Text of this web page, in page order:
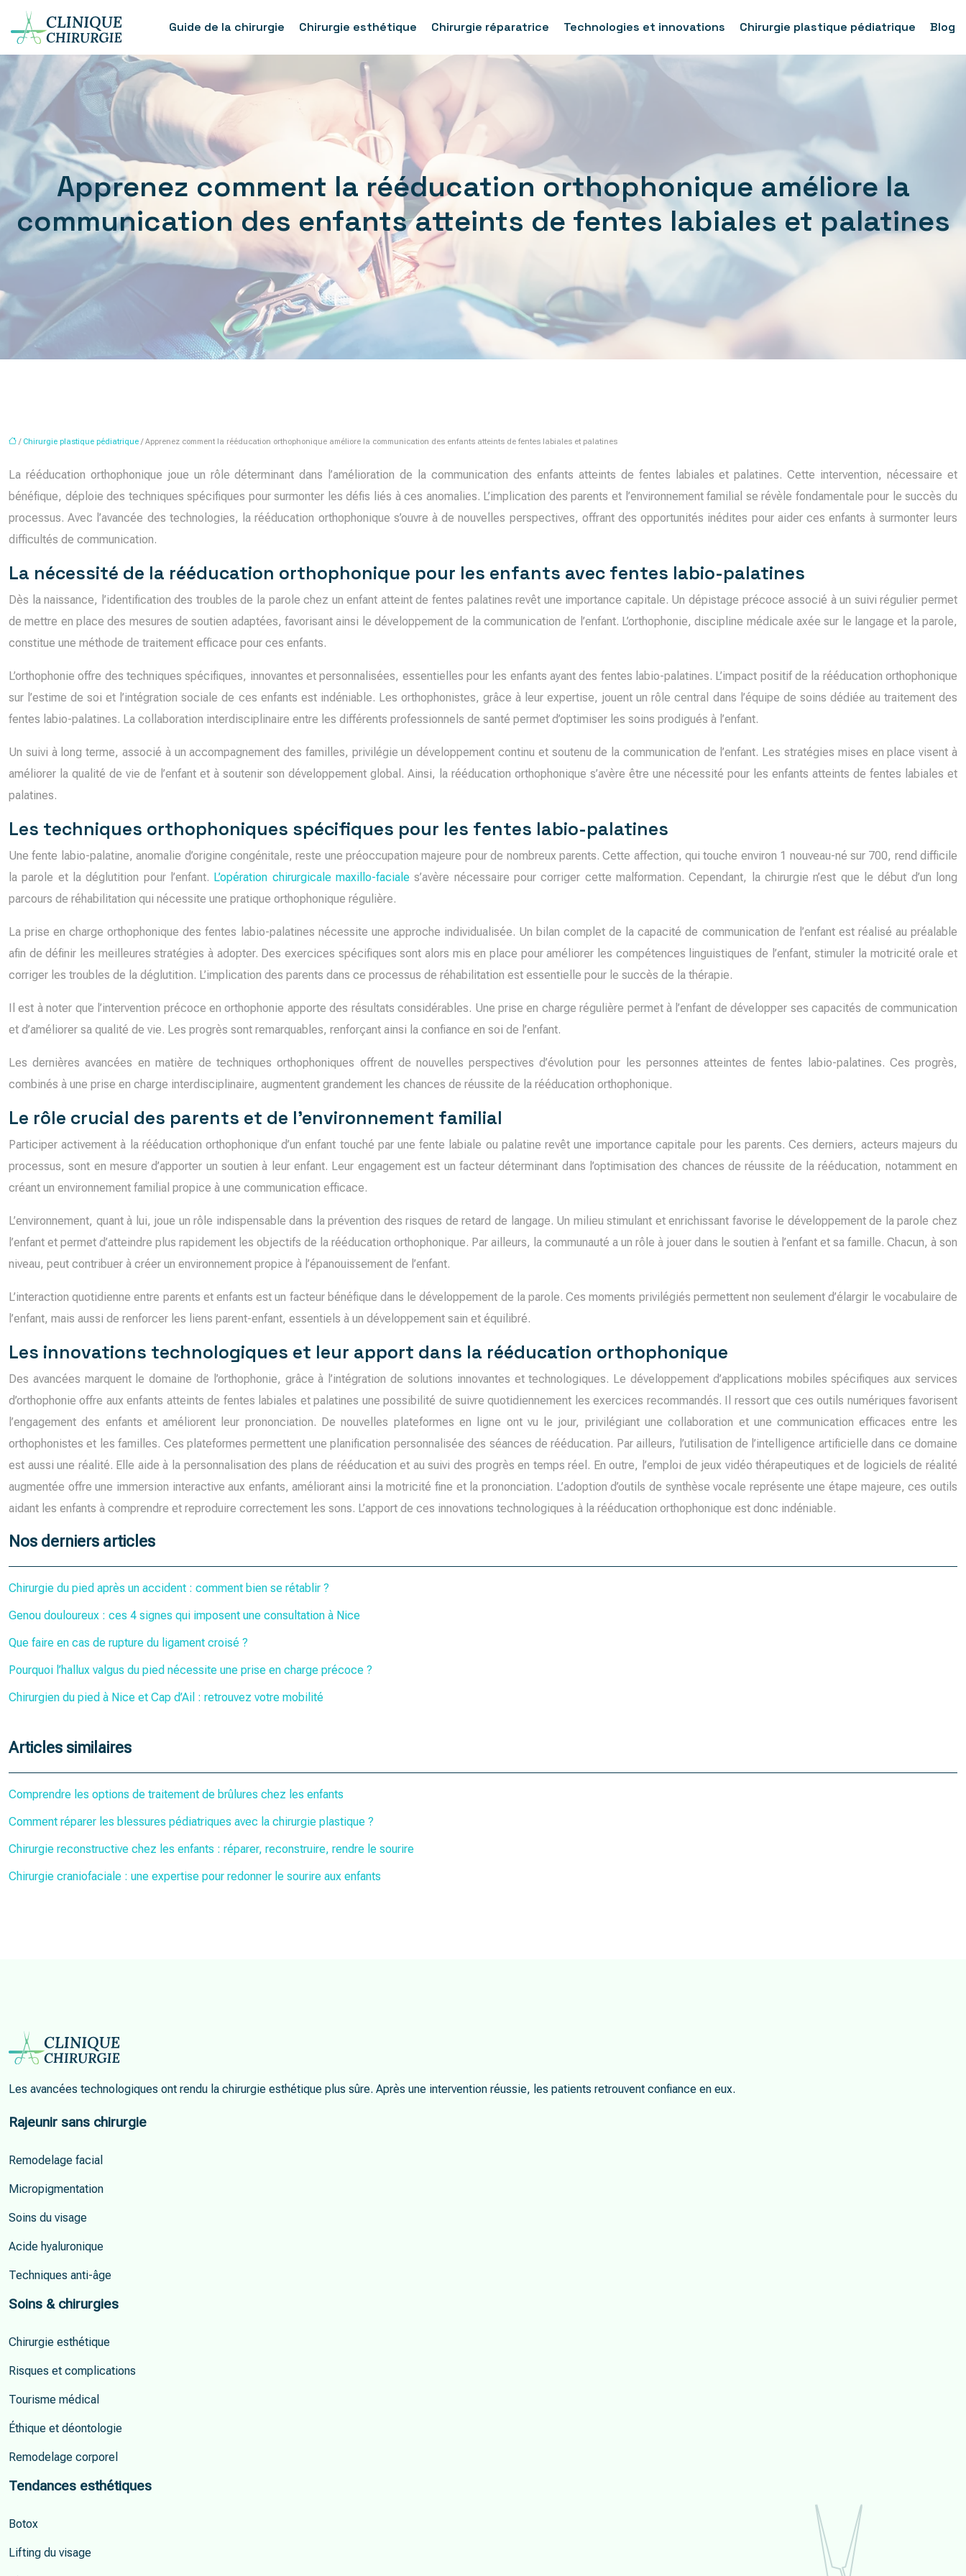
Guide de la chirurgie Chirurgie esthétique Chirurgie réparatrice Technologies et innovations Chirurgie plastique pédiatrique Blog
Apprenez comment la rééducation orthophonique améliore la
communication des enfants atteints de fentes labiales et palatines
/ Chirurgie plastique pédiatrique / Apprenez comment la rééducation orthophonique améliore la communication des enfants atteints de fentes labiales et palatines
La rééducation orthophonique joue un rôle déterminant dans l’amélioration de la communication des enfants atteints de fentes labiales et palatines. Cette intervention, nécessaire et
bénéfique, déploie des techniques spécifiques pour surmonter les défis liés à ces anomalies. L’implication des parents et l’environnement familial se révèle fondamentale pour le succès du
processus. Avec l’avancée des technologies, la rééducation orthophonique s’ouvre à de nouvelles perspectives, offrant des opportunités inédites pour aider ces enfants à surmonter leurs
difficultés de communication.
La nécessité de la rééducation orthophonique pour les enfants avec fentes labio-palatines
Dès la naissance, l’identification des troubles de la parole chez un enfant atteint de fentes palatines revêt une importance capitale. Un dépistage précoce associé à un suivi régulier permet
de mettre en place des mesures de soutien adaptées, favorisant ainsi le développement de la communication de l’enfant. L’orthophonie, discipline médicale axée sur le langage et la parole,
constitue une méthode de traitement efficace pour ces enfants.
L’orthophonie offre des techniques spécifiques, innovantes et personnalisées, essentielles pour les enfants ayant des fentes labio-palatines. L’impact positif de la rééducation orthophonique
sur l’estime de soi et l’intégration sociale de ces enfants est indéniable. Les orthophonistes, grâce à leur expertise, jouent un rôle central dans l’équipe de soins dédiée au traitement des
fentes labio-palatines. La collaboration interdisciplinaire entre les différents professionnels de santé permet d’optimiser les soins prodigués à l’enfant.
Un suivi à long terme, associé à un accompagnement des familles, privilégie un développement continu et soutenu de la communication de l’enfant. Les stratégies mises en place visent à
améliorer la qualité de vie de l’enfant et à soutenir son développement global. Ainsi, la rééducation orthophonique s’avère être une nécessité pour les enfants atteints de fentes labiales et
palatines.
Les techniques orthophoniques spécifiques pour les fentes labio-palatines
Une fente labio-palatine, anomalie d’origine congénitale, reste une préoccupation majeure pour de nombreux parents. Cette affection, qui touche environ 1 nouveau-né sur 700, rend difficile
la parole et la déglutition pour l’enfant. L’opération chirurgicale maxillo-faciale s’avère nécessaire pour corriger cette malformation. Cependant, la chirurgie n’est que le début d’un long
parcours de réhabilitation qui nécessite une pratique orthophonique régulière.
La prise en charge orthophonique des fentes labio-palatines nécessite une approche individualisée. Un bilan complet de la capacité de communication de l’enfant est réalisé au préalable
afin de définir les meilleures stratégies à adopter. Des exercices spécifiques sont alors mis en place pour améliorer les compétences linguistiques de l’enfant, stimuler la motricité orale et
corriger les troubles de la déglutition. L’implication des parents dans ce processus de réhabilitation est essentielle pour le succès de la thérapie.
Il est à noter que l’intervention précoce en orthophonie apporte des résultats considérables. Une prise en charge régulière permet à l’enfant de développer ses capacités de communication
et d’améliorer sa qualité de vie. Les progrès sont remarquables, renforçant ainsi la confiance en soi de l’enfant.
Les dernières avancées en matière de techniques orthophoniques offrent de nouvelles perspectives d’évolution pour les personnes atteintes de fentes labio-palatines. Ces progrès,
combinés à une prise en charge interdisciplinaire, augmentent grandement les chances de réussite de la rééducation orthophonique.
Le rôle crucial des parents et de l’environnement familial
Participer activement à la rééducation orthophonique d’un enfant touché par une fente labiale ou palatine revêt une importance capitale pour les parents. Ces derniers, acteurs majeurs du
processus, sont en mesure d’apporter un soutien à leur enfant. Leur engagement est un facteur déterminant dans l’optimisation des chances de réussite de la rééducation, notamment en
créant un environnement familial propice à une communication efficace.
L’environnement, quant à lui, joue un rôle indispensable dans la prévention des risques de retard de langage. Un milieu stimulant et enrichissant favorise le développement de la parole chez
l’enfant et permet d’atteindre plus rapidement les objectifs de la rééducation orthophonique. Par ailleurs, la communauté a un rôle à jouer dans le soutien à l’enfant et sa famille. Chacun, à son
niveau, peut contribuer à créer un environnement propice à l’épanouissement de l’enfant.
L’interaction quotidienne entre parents et enfants est un facteur bénéfique dans le développement de la parole. Ces moments privilégiés permettent non seulement d’élargir le vocabulaire de
l’enfant, mais aussi de renforcer les liens parent-enfant, essentiels à un développement sain et équilibré.
Les innovations technologiques et leur apport dans la rééducation orthophonique
Des avancées marquent le domaine de l’orthophonie, grâce à l’intégration de solutions innovantes et technologiques. Le développement d’applications mobiles spécifiques aux services
d’orthophonie offre aux enfants atteints de fentes labiales et palatines une possibilité de suivre quotidiennement les exercices recommandés. Il ressort que ces outils numériques favorisent
l’engagement des enfants et améliorent leur prononciation. De nouvelles plateformes en ligne ont vu le jour, privilégiant une collaboration et une communication efficaces entre les
orthophonistes et les familles. Ces plateformes permettent une planification personnalisée des séances de rééducation. Par ailleurs, l’utilisation de l’intelligence artificielle dans ce domaine
est aussi une réalité. Elle aide à la personnalisation des plans de rééducation et au suivi des progrès en temps réel. En outre, l’emploi de jeux vidéo thérapeutiques et de logiciels de réalité
augmentée offre une immersion interactive aux enfants, améliorant ainsi la motricité fine et la prononciation. L’adoption d’outils de synthèse vocale représente une étape majeure, ces outils
aidant les enfants à comprendre et reproduire correctement les sons. L’apport de ces innovations technologiques à la rééducation orthophonique est donc indéniable.
Nos derniers articles
Chirurgie du pied après un accident : comment bien se rétablir ?
Genou douloureux : ces 4 signes qui imposent une consultation à Nice
Que faire en cas de rupture du ligament croisé ?
Pourquoi l’hallux valgus du pied nécessite une prise en charge précoce ?
Chirurgien du pied à Nice et Cap d’Ail : retrouvez votre mobilité
Articles similaires
Comprendre les options de traitement de brûlures chez les enfants
Comment réparer les blessures pédiatriques avec la chirurgie plastique ?
Chirurgie reconstructive chez les enfants : réparer, reconstruire, rendre le sourire
Chirurgie craniofaciale : une expertise pour redonner le sourire aux enfants
Les avancées technologiques ont rendu la chirurgie esthétique plus sûre. Après une intervention réussie, les patients retrouvent confiance en eux.
Rajeunir sans chirurgie
Remodelage facial
Micropigmentation
Soins du visage
Acide hyaluronique
Techniques anti-âge
Soins & chirurgies
Chirurgie esthétique
Risques et complications
Tourisme médical
Éthique et déontologie
Remodelage corporel
Tendances esthétiques
Botox
Lifting du visage